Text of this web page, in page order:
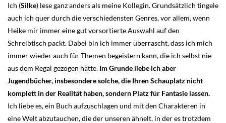
Ich (Silke) lese ganz anders als meine Kollegin. Grundsätzlich tingele
auch ich quer durch die verschiedensten Genres, vor allem, wenn
Heike mir immer eine gut vorsortierte Auswahl auf den
Schreibtisch packt. Dabei bin ich immer überrascht, dass ich mich
immer wieder auch für Themen begeistern kann, die ich selbst nie
aus dem Regal gezogen hätte. Im Grunde liebe ich aber
Jugendbücher, insbesondere solche, die Ihren Schauplatz nicht
komplett in der Realität haben, sondern Platz für Fantasie lassen.
Ich liebe es, ein Buch aufzuschlagen und mit den Charakteren in
eine Welt abzutauchen, die der unseren ähnelt, in der es trotzdem